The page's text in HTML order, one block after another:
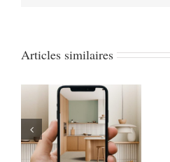
Articles similaires
La gamme Sol
stratifié Expert
Click : Sol stratifié
Advanced